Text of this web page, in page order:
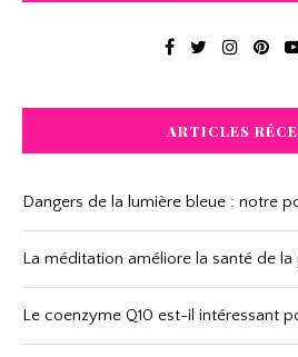
ARTICLES
Dangers de la lumière bleue : notre
La méditation améliore la santé de la
Le coenzyme Q10 est-il intéressant